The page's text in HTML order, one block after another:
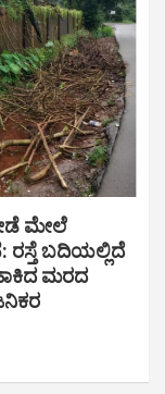
ಮೇಲೆ
ರಸ್ತೆ ಬದಿಯಲ್ಲಿದೆ
ಮರದ